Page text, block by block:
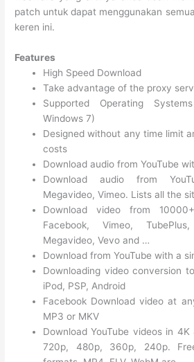
patch untuk dapat menggunakan
keren ini.
Features
High Speed Download
Take advantage of the proxy
Supported Operating
Windows 7)
Designed without any time limit
costs
Download audio from YouTube
Download audio from
Megavideo, Vimeo. Lists all the
Download video from
Facebook, Vimeo,
Megavideo, Vevo and …
Download from YouTube with a
Downloading video conversion
iPod, PSP, Android
Facebook Download video at
MP3 or MKV
Download YouTube videos in
720p, 480p, 360p, 240p.